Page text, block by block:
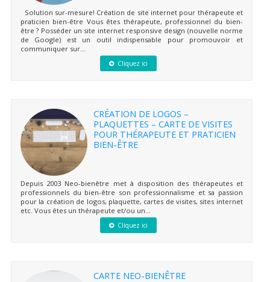
Solution sur-mesure! Création de site internet pour thérapeute et
praticien bien-être Vous êtes thérapeute, professionnel du bien-
être ? Posséder un site internet responsive design (nouvelle norme
de Google) est un outil indispensable pour promouvoir et
communiquer sur...
Cliquez ici
CRÉATION DE LOGOS –
PLAQUETTES – CARTE DE VISITES
POUR THÉRAPEUTE ET PRATICIEN
BIEN-ÊTRE
Depuis 2003 Neo-bienêtre met à disposition des thérapeutes et
professionnels du bien-être son professionnalisme et sa passion
pour la création de logos, plaquette, cartes de visites, sites internet
etc. Vous êtes un thérapeute et/ou un...
Cliquez ici
CARTE NEO-BIENÊTRE